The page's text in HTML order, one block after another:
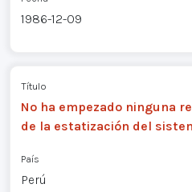
1986-12-09
Título
No ha empezado ninguna
de la estatización del
País
Perú